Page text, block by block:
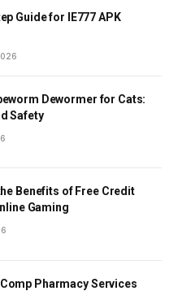
Guide for IE777 APK
Dewormer for Cats:
Safety
Benefits of Free Credit
Gaming
Pharmacy Services